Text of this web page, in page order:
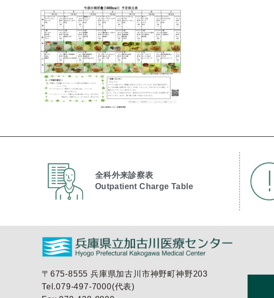
全科外来診察表
Outpatient Charge Table​
〒675-8555 兵庫県加古川市神野町神野203
Tel.079-497-7000(代表)